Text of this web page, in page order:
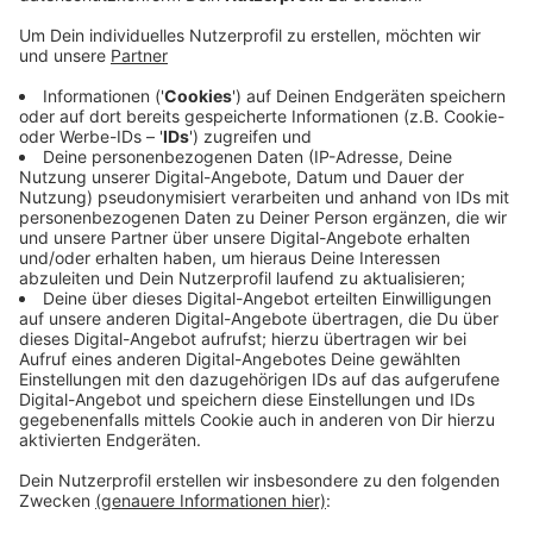
Anzeige
Damit ist diese Zahl wieder rückläufig. Auch die Menge
der Menschen, die mit CoViD-19 im Krankenhaus
liegen, sinkt. Die Zahl der Abstriche dagegen steigt.
Vor allem der mobile Dienst testet viele Menschen,
etwa in Altenheimen und Asylunterkünften. Seit
Beginn der Pandemie wurden laut Stadt mehr als
9.000 Menschen vom Gesundheitsamt auf das
neuartige Coronavirus getestet.
Anzeige